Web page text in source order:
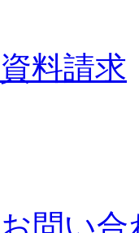
資料請求
お問い合